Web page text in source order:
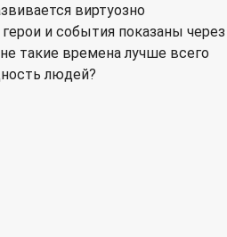
виртуозно
и события показаны через
такие времена лучше всего
людей?